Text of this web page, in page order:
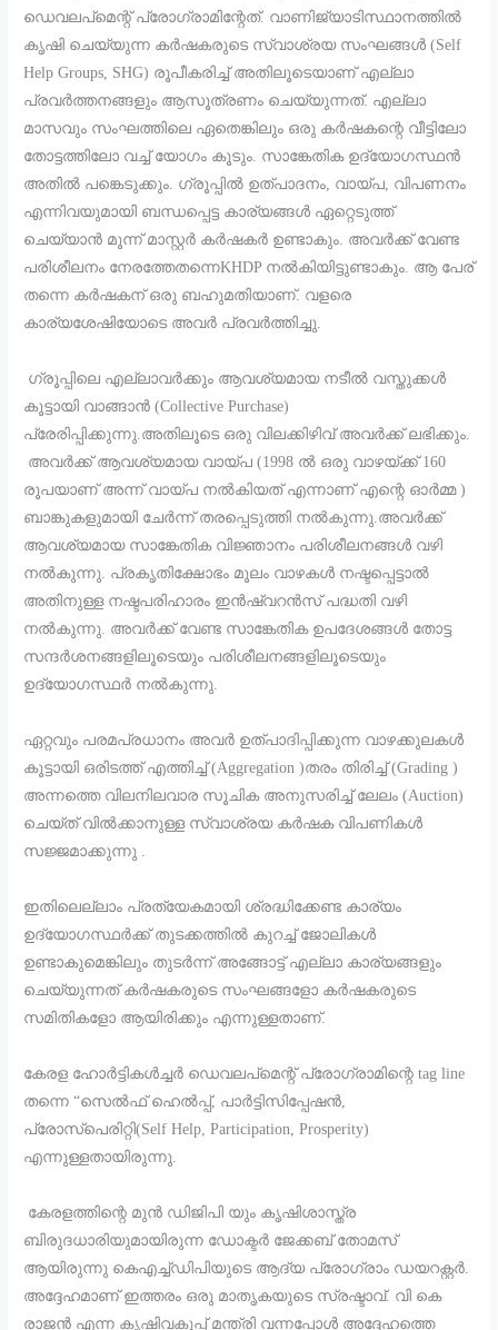
ഡെവലപ്മെന്റ് പ്രോഗ്രാമിന്റേത്. വാണിജ്യാടിസ്ഥാനത്തിൽ
കൃഷി ചെയ്യുന്ന കർഷകരുടെ സ്വാശ്രയ സംഘങ്ങൾ (Self
Help Groups, SHG) രൂപീകരിച്ച് അതിലൂടെയാണ് എല്ലാ
പ്രവർത്തനങ്ങളും ആസൂത്രണം ചെയ്യുന്നത്. എല്ലാ
മാസവും സംഘത്തിലെ ഏതെങ്കിലും ഒരു കർഷകന്റെ വീട്ടിലോ
തോട്ടത്തിലോ വച്ച് യോഗം കൂടും. സാങ്കേതിക ഉദ്യോഗസ്ഥൻ
അതിൽ പങ്കെടുക്കും. ഗ്രൂപ്പിൽ ഉത്പാദനം, വായ്പ, വിപണനം
എന്നിവയുമായി ബന്ധപ്പെട്ട കാര്യങ്ങൾ ഏറ്റെടുത്ത്
ചെയ്യാൻ മൂന്ന് മാസ്റ്റർ കർഷകർ ഉണ്ടാകും. അവർക്ക് വേണ്ട
പരിശീലനം നേരത്തേതന്നെKHDP നൽകിയിട്ടുണ്ടാകും. ആ പേര്
തന്നെ കർഷകന് ഒരു ബഹുമതിയാണ്. വളരെ
കാര്യശേഷിയോടെ അവർ പ്രവർത്തിച്ചു.
ഗ്രൂപ്പിലെ എല്ലാവർക്കും ആവശ്യമായ നടീൽ വസ്തുക്കൾ
കൂട്ടായി വാങ്ങാൻ (Collective Purchase)
പ്രേരിപ്പിക്കുന്നു.അതിലൂടെ ഒരു വിലക്കിഴിവ് അവർക്ക് ലഭിക്കും.
അവർക്ക് ആവശ്യമായ വായ്പ (1998 ൽ ഒരു വാഴയ്ക്ക് 160
രൂപയാണ് അന്ന് വായ്പ നൽകിയത് എന്നാണ് എന്റെ ഓർമ്മ )
ബാങ്കുകളുമായി ചേർന്ന് തരപ്പെടുത്തി നൽകുന്നു.അവർക്ക്
ആവശ്യമായ സാങ്കേതിക വിജ്ഞാനം പരിശീലനങ്ങൾ വഴി
നൽകുന്നു. പ്രകൃതിക്ഷോഭം മൂലം വാഴകൾ നഷ്ടപ്പെട്ടാൽ
അതിനുള്ള നഷ്ടപരിഹാരം ഇൻഷ്വറൻസ് പദ്ധതി വഴി
നൽകുന്നു. അവർക്ക് വേണ്ട സാങ്കേതിക ഉപദേശങ്ങൾ തോട്ട
സന്ദർശനങ്ങളിലൂടെയും പരിശീലനങ്ങളിലൂടെയും
ഉദ്യോഗസ്ഥർ നൽകുന്നു.
ഏറ്റവും പരമപ്രധാനം അവർ ഉത്പാദിപ്പിക്കുന്ന വാഴക്കുലകൾ
കൂട്ടായി ഒരിടത്ത് എത്തിച്ച് (Aggregation )തരം തിരിച്ച് (Grading )
അന്നത്തെ വിലനിലവാര സൂചിക അനുസരിച്ച് ലേലം (Auction)
ചെയ്ത് വിൽക്കാനുള്ള സ്വാശ്രയ കർഷക വിപണികൾ
സജ്ജമാക്കുന്നു .
ഇതിലെല്ലാം പ്രത്യേകമായി ശ്രദ്ധിക്കേണ്ട കാര്യം
ഉദ്യോഗസ്ഥർക്ക് തുടക്കത്തിൽ കുറച്ച് ജോലികൾ
ഉണ്ടാകുമെങ്കിലും തുടർന്ന് അങ്ങോട്ട് എല്ലാ കാര്യങ്ങളും
ചെയ്യുന്നത് കർഷകരുടെ സംഘങ്ങളോ കർഷകരുടെ
സമിതികളോ ആയിരിക്കും എന്നുള്ളതാണ്.
കേരള ഹോർട്ടികൾച്ചർ ഡെവലപ്മെന്റ് പ്രോഗ്രാമിന്റെ tag line
തന്നെ “സെൽഫ് ഹെൽപ്പ്, പാർട്ടിസിപ്പേഷൻ,
പ്രോസ്പെരിറ്റി(Self Help, Participation, Prosperity)
എന്നുള്ളതായിരുന്നു.
കേരളത്തിന്റെ മുൻ ഡിജിപി യും കൃഷിശാസ്ത്ര
ബിരുദധാരിയുമായിരുന്ന ഡോക്ടർ ജേക്കബ് തോമസ്
ആയിരുന്നു കെഎച്ച്ഡിപിയുടെ ആദ്യ പ്രോഗ്രാം ഡയറക്റ്റർ.
അദ്ദേഹമാണ് ഇത്തരം ഒരു മാതൃകയുടെ സ്രഷ്ടാവ്. വി കെ
രാജൻ എന്ന കൃഷിവകുപ്പ് മന്ത്രി വന്നപ്പോൾ അദ്ദേഹത്തെ